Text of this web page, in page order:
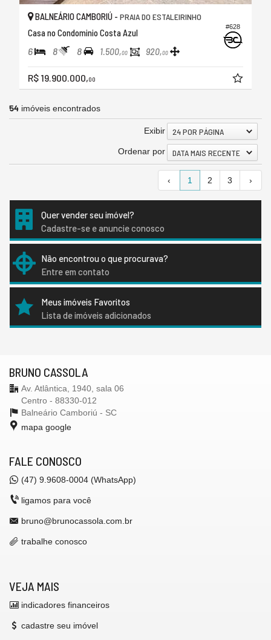
#628
BALNEÁRIO CAMBORIÚ - PRAIA DO ESTALEIRINHO
Casa no Condominio Costa Azul
6 8 8 1.500,00 920,00
R$ 19.900.000,00
54 imóveis encontrados
Exibir 24 POR PÁGINA
Ordenar por DATA MAIS RECENTE
‹ 1 2 3 ›
Quer vender seu imóvel?
Cadastre-se e anuncie conosco
Não encontrou o que procurava?
Entre em contato
Meus imóveis Favoritos
Lista de imóveis adicionados
BRUNO CASSOLA
Av. Atlântica, 1940, sala 06
Centro - 88330-012
Balneário Camboriú - SC
mapa google
FALE CONOSCO
(47) 9.9608-0004 (WhatsApp)
ligamos para você
bruno@brunocassola.com.br
trabalhe conosco
VEJA MAIS
indicadores financeiros
cadastre seu imóvel